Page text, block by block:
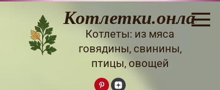
Перейти
Котлетки.онлайн
Котлеты: из мяса
говядины, свинины,
птицы, овощей